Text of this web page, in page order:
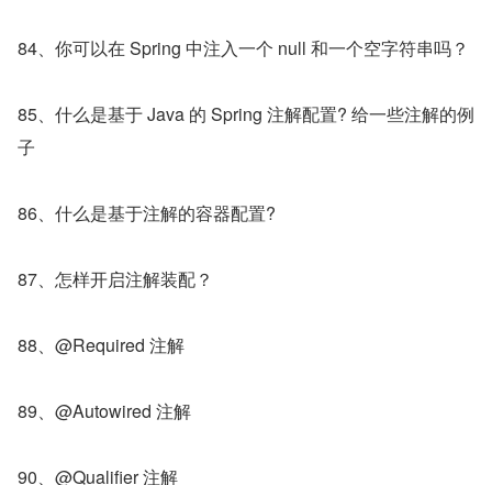
84、你可以在 Spring 中注入一个 null 和一个空字符串吗？
85、什么是基于 Java 的 Spring 注解配置? 给一些注解的例
子
86、什么是基于注解的容器配置?
87、怎样开启注解装配？
88、@Required 注解
89、@Autowired 注解
90、@Qualifier 注解